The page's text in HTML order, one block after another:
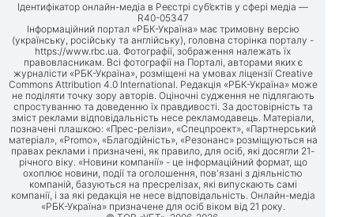
Ідентифікатор онлайн-медіа в Реєстрі суб’єктів у сфері медіа —
R40-05347
Інформаційний портал «РБК-Україна» має тримовну версію
(українську, російську та англійську), головна сторінка порталу -
https://www.rbc.ua. Фотографії, зображення належать їх
правовласникам. Всі фотографії на Порталі, авторами яких є
журналісти «РБК-Україна», розміщені на умовах ліцензії Creative
Commons Attribution 4.0 International. Редакція «РБК-Україна» може
не поділяти точку зору авторів. Оціночні судження не підлягають
спростуванню та доведенню їх правдивості. За достовірність та
зміст реклами відповідальність несе рекламодавець. Матеріали,
позначені плашкою: «Прес-релізи», «Спецпроект», «Партнерський
матеріал», «Promo», «Благодійність», «Резонанс» розміщуються на
правах реклами і призначені, як правило, для осіб, які досягли 21-
річного віку. «Новини компанії» - це інформаційний формат, що
охоплює новини, події та оголошення, пов'язані з діяльністю
компаній, базуються на пресрелізах, які випускають самі
компанії, і за які редакція не несе відповідальність. Онлайн-медіа
«РБК-Україна» призначене для осіб віком від 21 року.